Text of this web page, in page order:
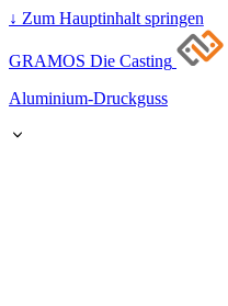
↓ Zum Hauptinhalt springen
GRAMOS Die Casting
Aluminium-Druckguss